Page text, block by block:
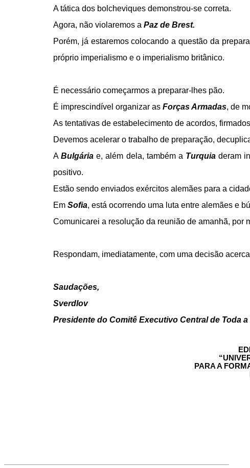
A tática dos bolcheviques demonstrou-se correta.
Agora, não violaremos a Paz de Brest.
Porém, já estaremos colocando a questão da
próprio imperialismo e o imperialismo britânico.
É necessário começarmos a preparar-lhes pão.
É imprescindível organizar as Forças Armadas, de
As tentativas de estabelecimento de acordos,
Devemos acelerar o trabalho de preparação,
ABulgária e, além dela, também a Turquiaderam
positivo.
Estão sendo enviados exércitos alemães para a
Em Sofia, está ocorrendo uma luta entre alemães e
Comunicarei a resolução da reunião de amanhã, por
Respondam, imediatamente, com uma decisão
Saudações,
Sverdlov
Presidente do Comitê Executivo Central de Toda a
PARA A